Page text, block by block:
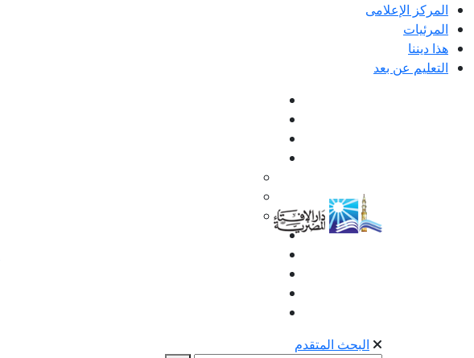
المركز الإعلامى
المرئيات
هذا ديننا
التعليم عن بعد
البحث المتقدم